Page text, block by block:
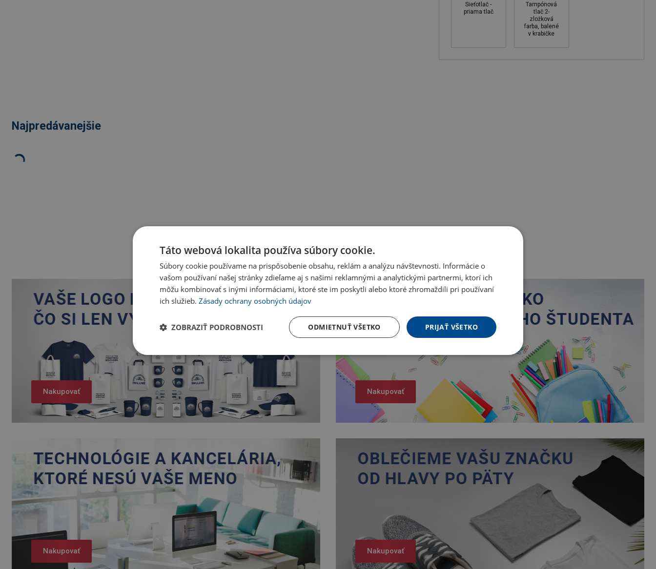
Sieťotlač -
priama tlač
Tampónová
tlač 2-
zložková
farba, balené
v krabičke
Najpredávanejšie
Nakupovať Nakupovať
Nakupovať Nakupovať
Táto webová lokalita používa súbory cookie.
Súbory cookie používame na prispôsobenie obsahu, reklám a analýzu návštevnosti. Informácie o
vašom používaní našej stránky zdieľame aj s našimi reklamnými a analytickými partnermi, ktorí ich
môžu kombinovať s inými informáciami, ktoré ste im poskytli alebo ktoré zhromaždili pri používaní
ich služieb. Zásady ochrany osobných údajov
PRIJAŤ VŠETKO
ODMIETNUŤ VŠETKO
ZOBRAZIŤ PODROBNOSTI